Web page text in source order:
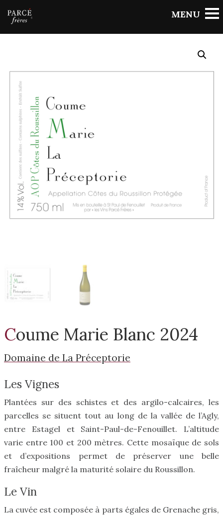
Coume Marie Blanc 2024
Domaine de La Préceptorie
Les Vignes
Plantées sur des schistes et des argilo-calcaires, les
parcelles se situent tout au long de la vallée de l’Agly,
entre Estagel et Saint-Paul-de-Fenouillet. L’altitude
varie entre 100 et 200 mètres. Cette mosaïque de sols
et d’expositions permet de préserver une belle
fraîcheur malgré la maturité solaire du Roussillon.
Le Vin
La cuvée est composée à parts égales de Grenache gris,